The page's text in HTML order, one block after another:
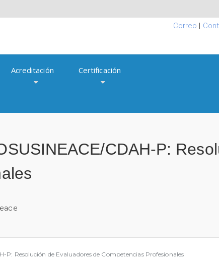
Correo |
Acreditación Certificación
CDAH-P:
P: Resolución de Evaluadores de Competencias Profesionales